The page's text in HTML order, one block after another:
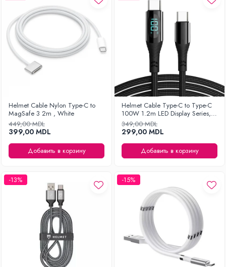
Helmet Cable Nylon Type-C to
MagSafe 3 2m , White
449,00 MDL
399,00 MDL
Добавить в корзину
Helmet Cable Type-C to Type-C
100W 1.2m LED Display Series,
Black
349,00 MDL
299,00 MDL
Добавить в корзину
-13% -15%